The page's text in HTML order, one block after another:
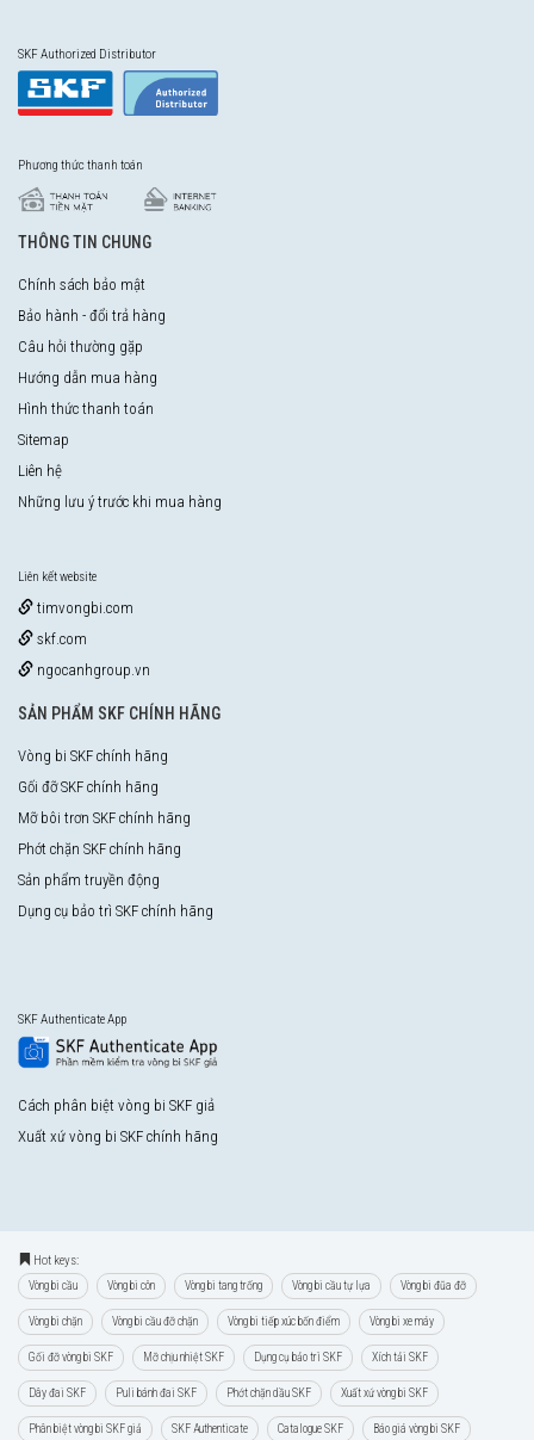
SKF Authorized Distributor
Phương thức thanh toán
THÔNG TIN CHUNG
Chính sách bảo mật
Bảo hành - đổi trả hàng
Câu hỏi thường gặp
Hướng dẫn mua hàng
Hình thức thanh toán
Sitemap
Liên hệ
Những lưu ý trước khi mua hàng
Liên kết website
timvongbi.com
skf.com
ngocanhgroup.vn
SẢN PHẨM SKF CHÍNH HÃNG
Vòng bi SKF chính hãng
Gối đỡ SKF chính hãng
Mỡ bôi trơn SKF chính hãng
Phớt chặn SKF chính hãng
Sản phẩm truyền động
Dụng cụ bảo trì SKF chính hãng
SKF Authenticate App
Cách phân biệt vòng bi SKF giả
Xuất xứ vòng bi SKF chính hãng
Hot keys:
Vòng bi cầu Vòng bi côn Vòng bi tang trống Vòng bi cầu tự lựa Vòng bi đũa đỡ
Vòng bi chặn Vòng bi cầu đỡ chặn Vòng bi tiếp xúc bốn điểm Vòng bi xe máy
Gối đỡ vòng bi SKF Mỡ chịu nhiệt SKF Dụng cụ bảo trì SKF Xích tải SKF
Dây đai SKF Puli bánh đai SKF Phớt chặn dầu SKF Xuất xứ vòng bi SKF
Phân biệt vòng bi SKF giả SKF Authenticate Catalogue SKF Báo giá vòng bi SKF